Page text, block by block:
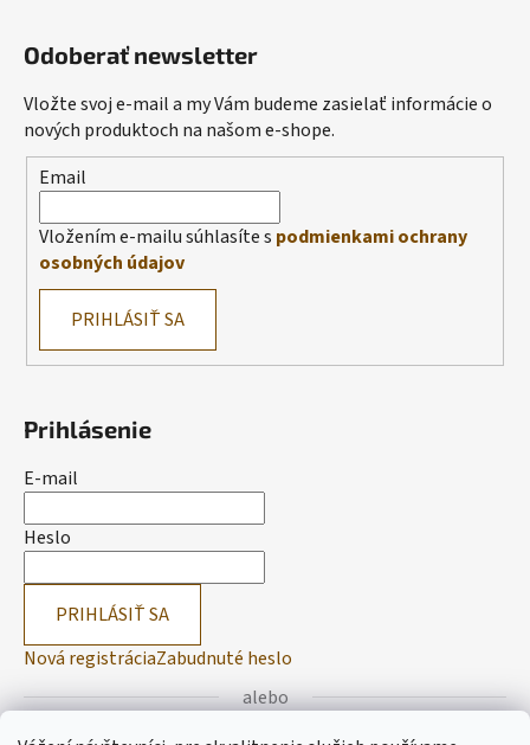
Odoberať newsletter
Vložte svoj e-mail a my Vám budeme zasielať informácie o
nových produktoch na našom e-shope.
Email
Vložením e-mailu súhlasíte s podmienkami ochrany
osobných údajov
PRIHLÁSIŤ SA
Prihlásenie
E-mail
Heslo
PRIHLÁSIŤ SA
Nová registráciaZabudnuté heslo
alebo